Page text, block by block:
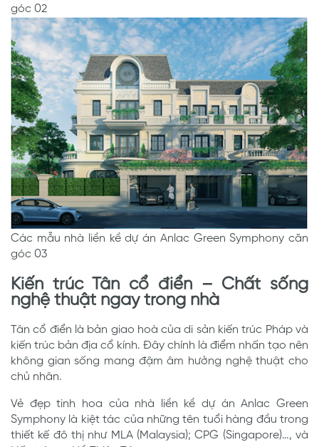
góc 02
Các mẫu nhà liền kề dự án Anlac Green Symphony căn
góc 03
Kiến trúc Tân cổ điển – Chất sống
nghệ thuật ngay trong nhà
Tân cổ điển là bản giao hoà của di sản kiến trúc Pháp và
kiến trúc bản địa cổ kính. Đây chính là điểm nhấn tạo nên
không gian sống mang đậm âm hưởng nghệ thuật cho
chủ nhân.
Vẻ đẹp tinh hoa của nhà liền kề dự án Anlac Green
Symphony là kiệt tác của những tên tuổi hàng đầu trong
thiết kế đô thị như MLA (Malaysia); CPG (Singapore)…, và